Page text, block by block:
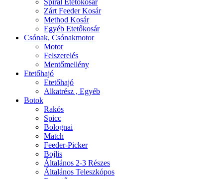
Spirál Etetőkosár
Zárt Feeder Kosár
Method Kosár
Egyéb Etetőkosár
Csónak, Csónakmotor
Motor
Felszerelés
Mentőmellény
Etetőhajó
Etetőhajó
Alkatrész , Egyéb
Botok
Rakós
Spicc
Bolognai
Match
Feeder-Picker
Bojlis
Általános 2-3 Részes
Általános Teleszkópos